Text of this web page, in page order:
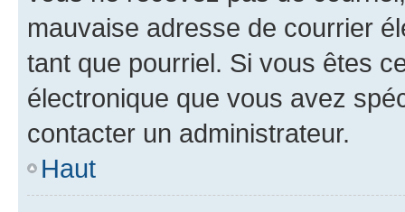
mauvaise adresse de courrier
tant que pourriel. Si vous êtes
électronique que vous avez
contacter un administrateur.
Haut